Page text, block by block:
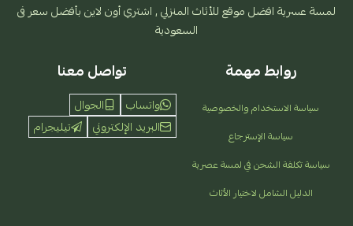
لمسة عسرية افضل موقع للأثاث المنزلي , اشتري أون لاين بأفضل سعر فى
السعودية
روابط مهمة
سياسة الاستخدام والخصوصية
سياسة الإسترجاع
سياسة تكلفة الشحن في لمسة عصرية
الدليل الشامل لاختيار الأثاث
تواصل معنا
واتساب
الجوال
البريد الإلكتروني
تيليجرام